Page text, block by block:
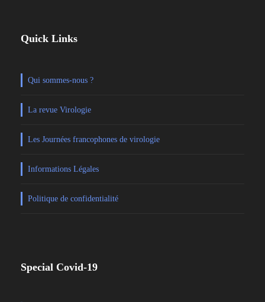
Quick Links
Qui sommes-nous ?
La revue Virologie
Les Journées francophones de virologie
Informations Légales
Politique de confidentialité
Special Covid-19